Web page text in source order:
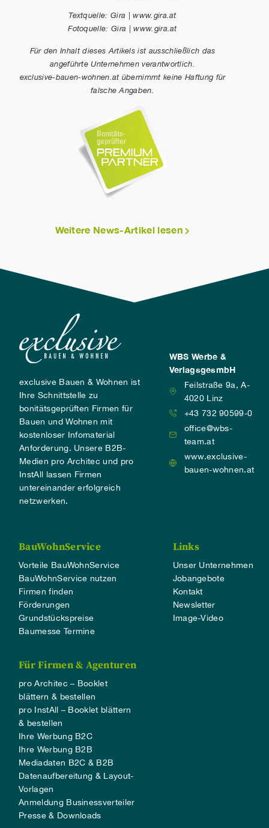
Textquelle: Gira | www.gira.at
Fotoquelle: Gira | www.gira.at
Für den Inhalt dieses Artikels ist ausschließlich das
angeführte Unternehmen verantwortlich.
exclusive-bauen-wohnen.at übernimmt keine Haftung für
falsche Angaben.
Weitere News-Artikel lesen
exclusive Bauen & Wohnen ist
Ihre Schnittstelle zu
bonitätsgeprüften Firmen für
Bauen und Wohnen mit
kostenloser Infomaterial
Anforderung. Unsere B2B-
Medien pro Architec und pro
InstAll lassen Firmen
untereinander erfolgreich
netzwerken.
WBS Werbe &
VerlagsgesmbH
Feilstraße 9a, A-
4020 Linz
+43 732 90599-0
office@wbs-
team.at
www.exclusive-
bauen-wohnen.at
BauWohnService
Vorteile BauWohnService
BauWohnService nutzen
Firmen finden
Förderungen
Grundstückspreise
Baumesse Termine
Links
Unser Unternehmen
Jobangebote
Kontakt
Newsletter
Image-Video
Für Firmen & Agenturen
pro Architec – Booklet
blättern & bestellen
pro InstAll – Booklet blättern
& bestellen
Ihre Werbung B2C
Ihre Werbung B2B
Mediadaten B2C & B2B
Datenaufbereitung & Layout-
Vorlagen
Anmeldung Businessverteiler
Presse & Downloads